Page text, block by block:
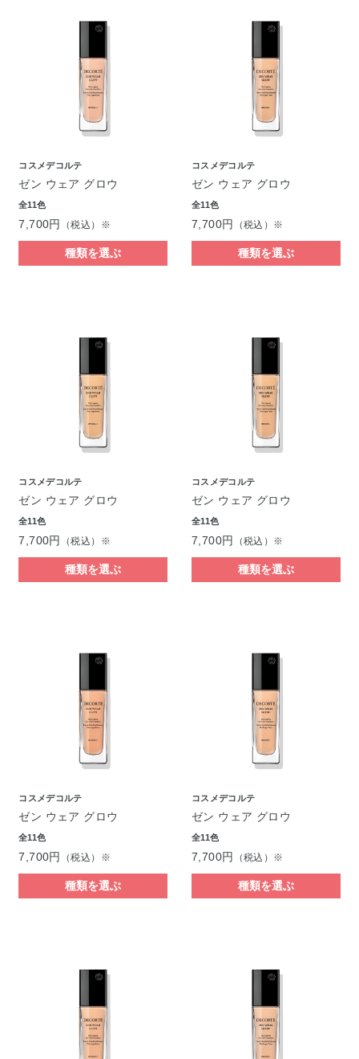
コスメデコルテ
ゼン ウェア グロウ
全11色
7,700円 （税込）※
種類を選ぶ
コスメデコルテ
ゼン ウェア グロウ
全11色
7,700円 （税込）※
種類を選ぶ
コスメデコルテ
ゼン ウェア グロウ
全11色
7,700円 （税込）※
種類を選ぶ
コスメデコルテ
ゼン ウェア グロウ
全11色
7,700円 （税込）※
種類を選ぶ
コスメデコルテ
ゼン ウェア グロウ
全11色
7,700円 （税込）※
種類を選ぶ
コスメデコルテ
ゼン ウェア グロウ
全11色
7,700円 （税込）※
種類を選ぶ